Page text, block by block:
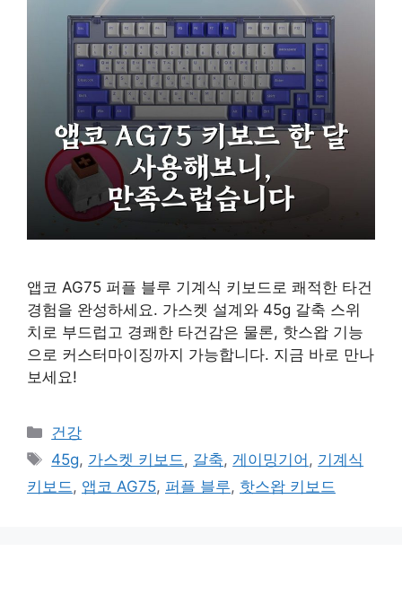
앱코 AG75 퍼플 블루 기계식 키보드로 쾌적한 타건
경험을 완성하세요. 가스켓 설계와 45g 갈축 스위
치로 부드럽고 경쾌한 타건감은 물론, 핫스왑 기능
으로 커스터마이징까지 가능합니다. 지금 바로 만나
보세요!
카
테
리
건강
태
그
45g, 가스켓 키보드 , 갈축, 게이밍기어 , 기계식
키보드 , 앱코 AG75, 퍼플 블루, 핫스왑 키보드